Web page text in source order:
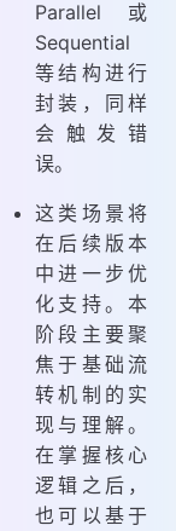
Parallel 或
Sequential
等结构进行
封装，同样
会触发错
误。
这类场景将
在后续版本
中进一步优
化支持。本
阶段主要聚
焦于基础流
转机制的实
现与理解。
在掌握核心
逻辑之后，
也可以基于